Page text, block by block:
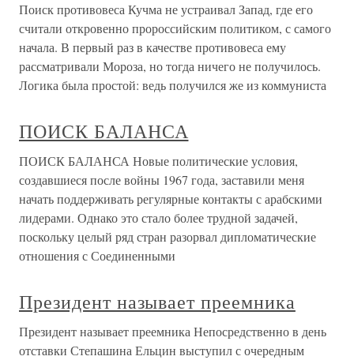
Поиск противовеса Кучма не устраивал Запад, где его
считали откровенно пророссийским политиком, с самого
начала. В первый раз в качестве противовеса ему
рассматривали Мороза, но тогда ничего не получилось.
Логика была простой: ведь получился же из коммуниста
ПОИСК БАЛАНСА
ПОИСК БАЛАНСА Новые политические условия,
создавшиеся после войны 1967 года, заставили меня
начать поддерживать регулярные контакты с арабскими
лидерами. Однако это стало более трудной задачей,
поскольку целый ряд стран разорвал дипломатические
отношения с Соединенными
Президент называет преемника
Президент называет преемника Непосредственно в день
отставки Степашина Ельцин выступил с очередным